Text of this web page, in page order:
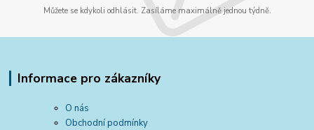
Můžete se kdykoli odhlásit. Zasíláme maximálně jednou týdně.
Informace pro zákazníky
O nás
Obchodní podmínky